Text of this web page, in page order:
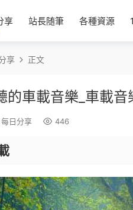
享 站長随筆 各種資源
享 正文
的車載音樂_車載
每日分享 446